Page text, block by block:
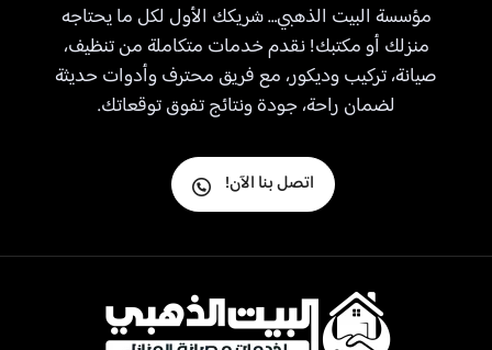
مؤسسة البيت الذهبي… شريكك الأول لكل ما يحتاجه
منزلك أو مكتبك! نقدم خدمات متكاملة من تنظيف،
صيانة، تركيب وديكور، مع فريق محترف وأدوات حديثة
لضمان راحة، جودة ونتائج تفوق توقعاتك.
اتصل بنا الآن!